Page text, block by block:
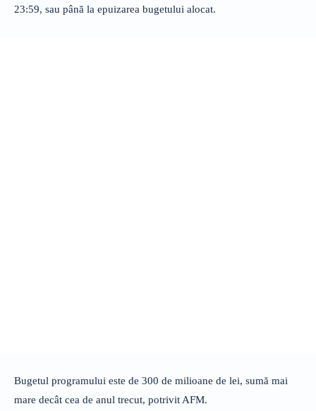
23:59, sau până la epuizarea bugetului alocat.
Bugetul programului este de 300 de milioane de lei, sumă mai
mare decât cea de anul trecut, potrivit AFM.